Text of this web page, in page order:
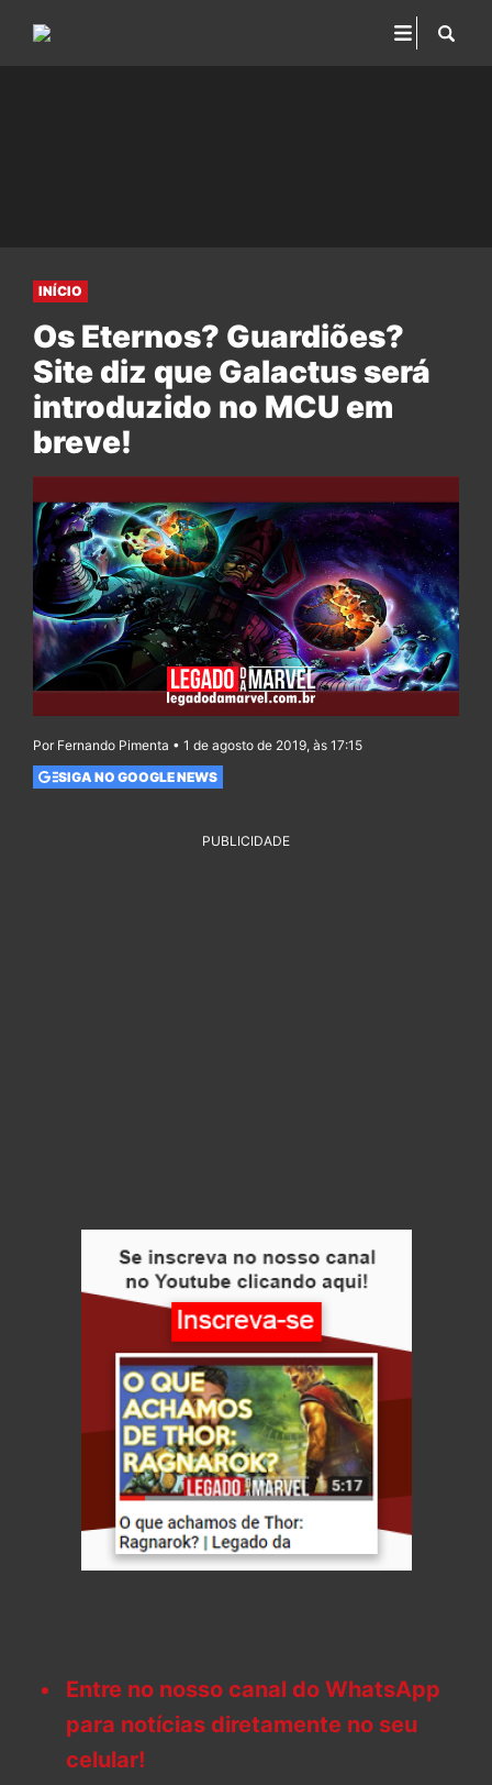
INÍCIO
Os Eternos? Guardiões?
Site diz que Galactus será
introduzido no MCU em
breve!
Por Fernando Pimenta • 1 de agosto de 2019, às 17:15
SIGA NO GOOGLE NEWS
PUBLICIDADE
Entre no nosso canal do WhatsApp
para notícias diretamente no seu
celular!